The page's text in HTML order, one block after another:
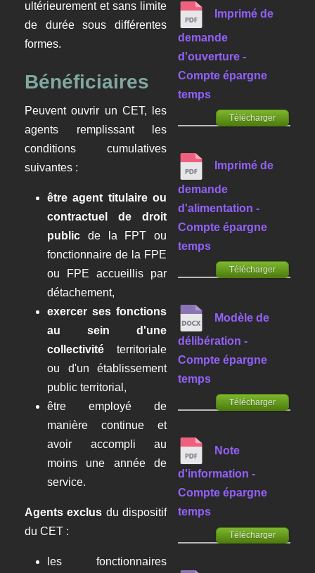
ultérieurement et sans limite
de durée sous différentes
formes.
Bénéficiaires
Peuvent ouvrir un CET, les
agents remplissant les
conditions cumulatives
suivantes :
être agent titulaire ou
contractuel de droit
publicde la FPT ou
fonctionnaire de la FPE
ou FPE accueillis par
détachement,
exercer ses fonctions
au sein d'une
collectivitéterritoriale
ou d'un établissement
public territorial,
être employé de
manière continue et
avoir accompli au
moins une année de
service.
Agents exclus du dispositif
du CET :
les fonctionnaires
Imprimé de
demande
d'ouverture -
Compte épargne
temps
Télécharger
Imprimé de
demande
d'alimentation -
Compte épargne
temps
Télécharger
Modèle de
délibération -
Compte épargne
temps
Télécharger
Note
d'information -
Compte épargne
temps
Télécharger